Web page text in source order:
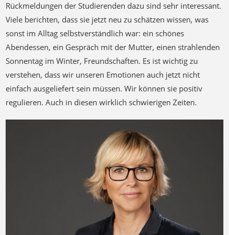
Rückmeldungen der Studierenden dazu sind sehr interessant.
Viele berichten, dass sie jetzt neu zu schätzen wissen, was
sonst im Alltag selbstverständlich war: ein schönes
Abendessen, ein Gespräch mit der Mutter, einen strahlenden
Sonnentag im Winter, Freundschaften. Es ist wichtig zu
verstehen, dass wir unseren Emotionen auch jetzt nicht
einfach ausgeliefert sein müssen. Wir können sie positiv
regulieren. Auch in diesen wirklich schwierigen Zeiten.